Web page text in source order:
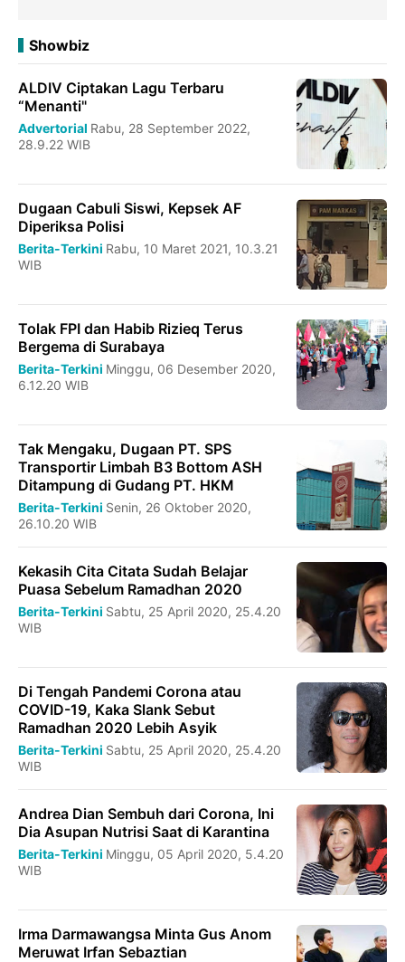
Showbiz
ALDIV Ciptakan Lagu Terbaru
“Menanti"
Advertorial Rabu, 28 September 2022,
28.9.22 WIB
Dugaan Cabuli Siswi, Kepsek AF
Diperiksa Polisi
Berita-Terkini Rabu, 10 Maret 2021, 10.3.21
WIB
Tolak FPI dan Habib Rizieq Terus
Bergema di Surabaya
Berita-Terkini Minggu, 06 Desember 2020,
6.12.20 WIB
Tak Mengaku, Dugaan PT. SPS
Transportir Limbah B3 Bottom ASH
Ditampung di Gudang PT. HKM
Berita-Terkini Senin, 26 Oktober 2020,
26.10.20 WIB
Kekasih Cita Citata Sudah Belajar
Puasa Sebelum Ramadhan 2020
Berita-Terkini Sabtu, 25 April 2020, 25.4.20
WIB
Di Tengah Pandemi Corona atau
COVID-19, Kaka Slank Sebut
Ramadhan 2020 Lebih Asyik
Berita-Terkini Sabtu, 25 April 2020, 25.4.20
WIB
Andrea Dian Sembuh dari Corona, Ini
Dia Asupan Nutrisi Saat di Karantina
Berita-Terkini Minggu, 05 April 2020, 5.4.20
WIB
Irma Darmawangsa Minta Gus Anom
Meruwat Irfan Sebaztian